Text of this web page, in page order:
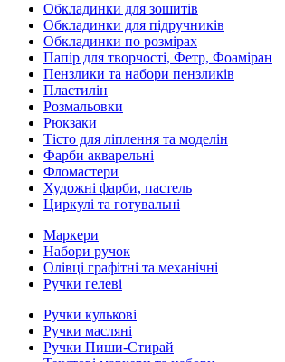
Обкладинки для зошитів
Обкладинки для підручників
Обкладинки по розмірах
Папір для творчості, Фетр, Фоаміран
Пензлики та набори пензликів
Пластилін
Розмальовки
Рюкзаки
Тісто для ліплення та моделін
Фарби акварельні
Фломастери
Художні фарби, пастель
Циркулі та готувальні
Маркери
Набори ручок
Олівці графітні та механічні
Ручки гелеві
Ручки кулькові
Ручки масляні
Ручки Пиши-Стирай